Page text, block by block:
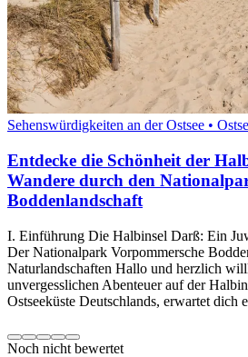
Sehenswürdigkeiten an der Ostsee •
Entdecke die Schönheit der
Wandere durch den
Boddenlandschaft
I. Einführung Die Halbinsel Darß: Ein
Der Nationalpark Vorpommersche
Naturlandschaften Hallo und herzlich
unvergesslichen Abenteuer auf der
Ostseeküste Deutschlands, erwartet dich
Noch nicht bewertet